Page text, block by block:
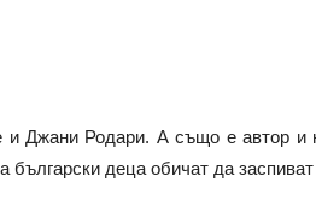
Джани Родари. А също е автор и
български деца обичат да заспиват